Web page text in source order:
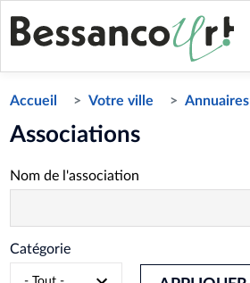
Aller
au
contenu
Accueil Votre ville Annuaires
Associations
Nom de l'association
Catégorie